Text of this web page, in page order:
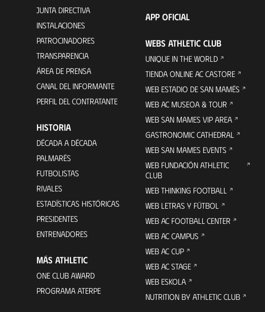
JUNTA DIRECTIVA
INSTALACIONES
PATROCINADORES
TRANSPARENCIA
ÁREA DE PRENSA
CANAL DEL INFORMANTE
PERFIL DEL CONTRATANTE
HISTORIA
DÉCADA A DÉCADA
PALMARÉS
FUTBOLISTAS
RIVALES
ESTADÍSTICAS HISTÓRICAS
PRESIDENTES
ENTRENADORES
MÁS ATHLETIC
ONE CLUB AWARD
PROGRAMA ATERPE
APP OFICIAL
WEBS ATHLETIC CLUB
UNIQUE IN THE WORLD
TIENDA ONLINE AC CASTORE
WEB ESTADIO DE SAN MAMÉS
WEB AC MUSEOA & TOUR
WEB SAN MAMES VIP AREA
GASTRONOMIC CATHEDRAL
WEB SAN MAMES EVENTS
WEB FUNDACIÓN ATHLETIC
CLUB
WEB THINKING FOOTBALL
WEB LETRAS Y FÚTBOL
WEB AC FOOTBALL CENTER
WEB AC CAMPUS
WEB AC CUP
WEB AC STAGE
WEB ESKOLA
NUTRITION BY ATHLETIC CLUB